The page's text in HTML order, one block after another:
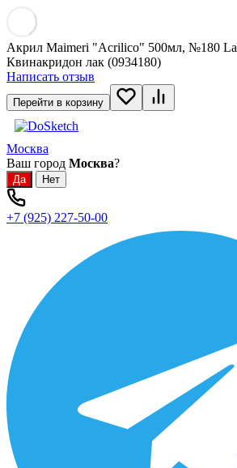
Акрил Maimeri "Acrilico" 500мл, №180
Квинакридон лак (0934180)
Написать отзыв
Перейти в корзину
Москва
Ваш город Москва?
+7 (925) 227-50-00